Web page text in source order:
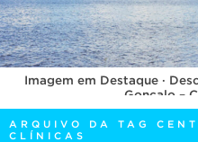
EDITAIS
INTERNACIONAL
OUVIDORIA
PORTARIAS
Imagem em Destaque ·
Gonçalo –
ARQUIVO DA TAG
CLÍNICAS